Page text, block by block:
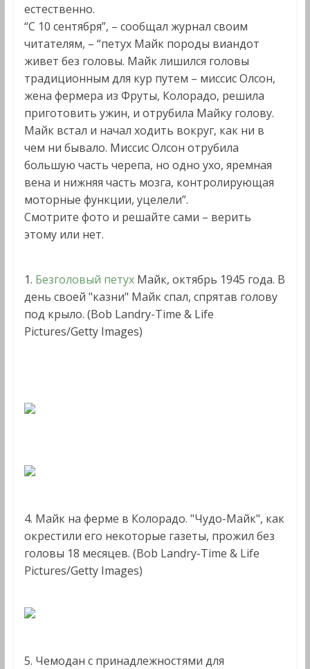
естественно.
“С 10 сентября”, – сообщал журнал своим
читателям, – “петух Майк породы виандот
живет без головы. Майк лишился головы
традиционным для кур путем – миссис Олсон,
жена фермера из Фруты, Колорадо, решила
приготовить ужин, и отрубила Майку голову.
Майк встал и начал ходить вокруг, как ни в
чем ни бывало. Миссис Олсон отрубила
большую часть черепа, но одно ухо, яремная
вена и нижняя часть мозга, контролирующая
моторные функции, уцелели”.
Смотрите фото и решайте сами – верить
этому или нет.
1. Безголовый петух Майк, октябрь 1945 года. В
день своей "казни" Майк спал, спрятав голову
под крыло. (Bob Landry-Time & Life
Pictures/Getty Images)
4. Майк на ферме в Колорадо. "Чудо-Майк", как
окрестили его некоторые газеты, прожил без
головы 18 месяцев. (Bob Landry-Time & Life
Pictures/Getty Images)
5. Чемодан с принадлежностями для